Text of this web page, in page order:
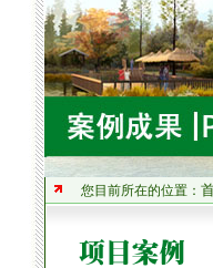
您目前所在的位置：